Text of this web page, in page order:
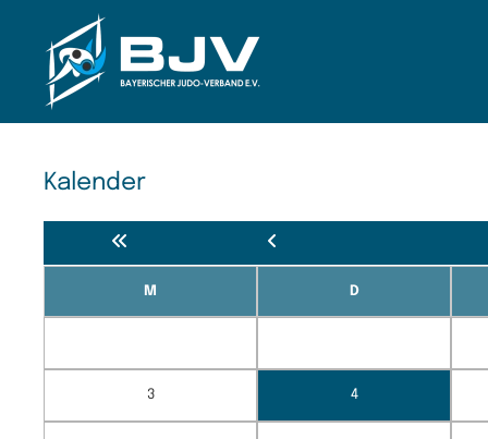
Zum Hauptinhalt springen
Kalender
M D
3 4